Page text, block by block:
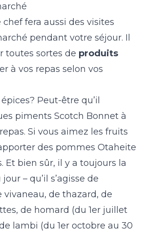
chef fera aussi des visites
pendant votre séjour. Il
toutes sortes de produits
à vos repas selon vos
Peut-être qu’il
piments Scotch Bonnet à
Si vous aimez les fruits
des pommes Otaheite
Et bien sûr, il y a toujours la
– qu’il s’agisse de
vivaneau, de thazard, de
de homard (du 1er juillet
lambi (du 1er octobre au 30